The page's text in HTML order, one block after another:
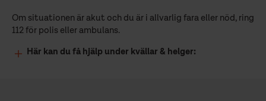
Om situationen är akut och du är i allvarlig fara eller nöd, ring
112 för polis eller ambulans.
Här kan du få hjälp under kvällar & helger: